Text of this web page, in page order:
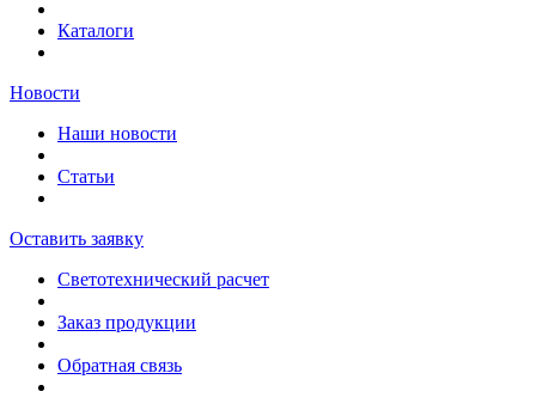
Каталоги
Новости
Наши новости
Статьи
Оставить заявку
Светотехнический расчет
Заказ продукции
Обратная связь